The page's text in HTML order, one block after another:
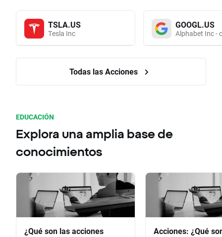
TSLA.US
Tesla Inc
GOOGL.US
Alphabet Inc -
Todas las Acciones
EDUCACIÓN
Explora una amplia base de
conocimientos
¿Qué son las acciones
Acciones: ¿Qué